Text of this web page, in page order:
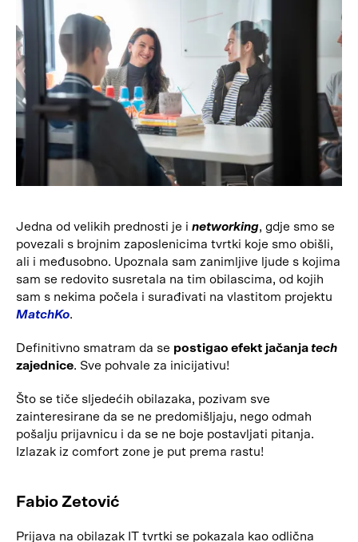
Jedna od velikih prednosti je i networking, gdje smo se
povezali s brojnim zaposlenicima tvrtki koje smo obišli,
ali i međusobno. Upoznala sam zanimljive ljude s kojima
sam se redovito susretala na tim obilascima, od kojih
sam s nekima počela i surađivati na vlastitom projektu
MatchKo.
Definitivno smatram da se postigao efekt jačanjatech
zajednice. Sve pohvale za inicijativu!
Što se tiče sljedećih obilazaka, pozivam sve
zainteresirane da se ne predomišljaju, nego odmah
pošalju prijavnicu i da se ne boje postavljati pitanja.
Izlazak iz comfort zone je put prema rastu!
Fabio Zetović
Prijava na obilazak IT tvrtki se pokazala kao odlična